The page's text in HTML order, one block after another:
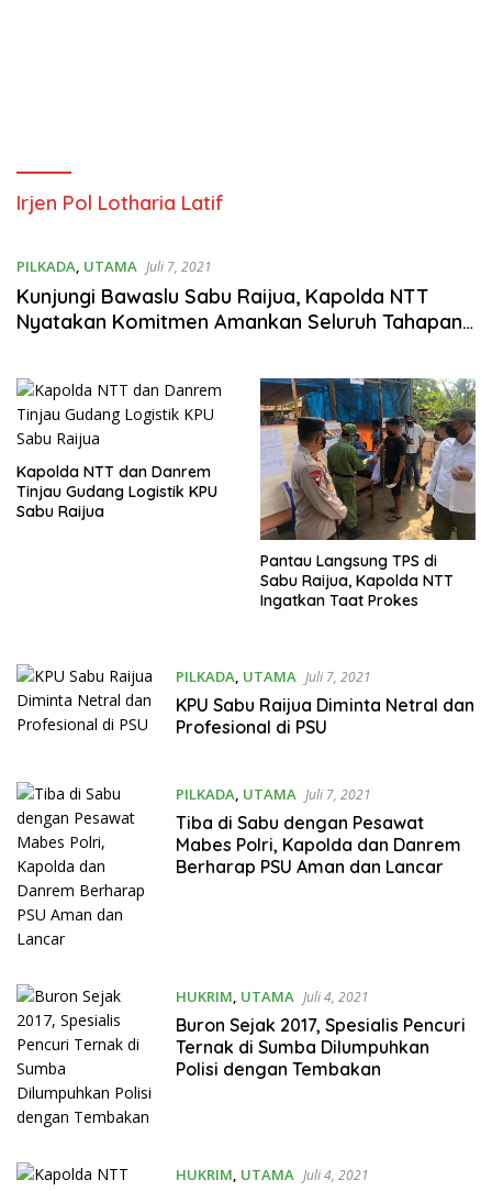
Irjen Pol Lotharia Latif
PILKADA, UTAMA Juli 7, 2021
Kunjungi Bawaslu Sabu Raijua, Kapolda NTT
Nyatakan Komitmen Amankan Seluruh Tahapan
Kapolda NTT dan Danrem
Tinjau Gudang Logistik KPU
Sabu Raijua
Pantau Langsung TPS di
Sabu Raijua, Kapolda NTT
Ingatkan Taat Prokes
PILKADA, UTAMA Juli 7, 2021
KPU Sabu Raijua Diminta Netral dan
Profesional di PSU
PILKADA, UTAMA Juli 7, 2021
Tiba di Sabu dengan Pesawat
Mabes Polri, Kapolda dan Danrem
Berharap PSU Aman dan Lancar
HUKRIM, UTAMA Juli 4, 2021
Buron Sejak 2017, Spesialis Pencuri
Ternak di Sumba Dilumpuhkan
Polisi dengan Tembakan
HUKRIM, UTAMA Juli 4, 2021